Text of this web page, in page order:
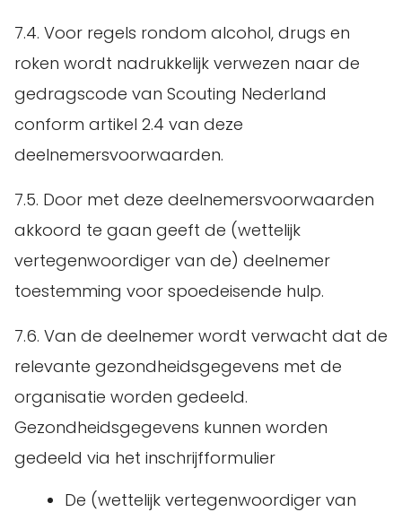
7.4. Voor regels rondom alcohol, drugs en
roken wordt nadrukkelijk verwezen naar de
gedragscode van Scouting Nederland
conform artikel 2.4 van deze
deelnemersvoorwaarden.
7.5. Door met deze deelnemersvoorwaarden
akkoord te gaan geeft de (wettelijk
vertegenwoordiger van de) deelnemer
toestemming voor spoedeisende hulp.
7.6. Van de deelnemer wordt verwacht dat de
relevante gezondheidsgegevens met de
organisatie worden gedeeld.
Gezondheidsgegevens kunnen worden
gedeeld via het inschrijfformulier
De (wettelijk vertegenwoordiger van